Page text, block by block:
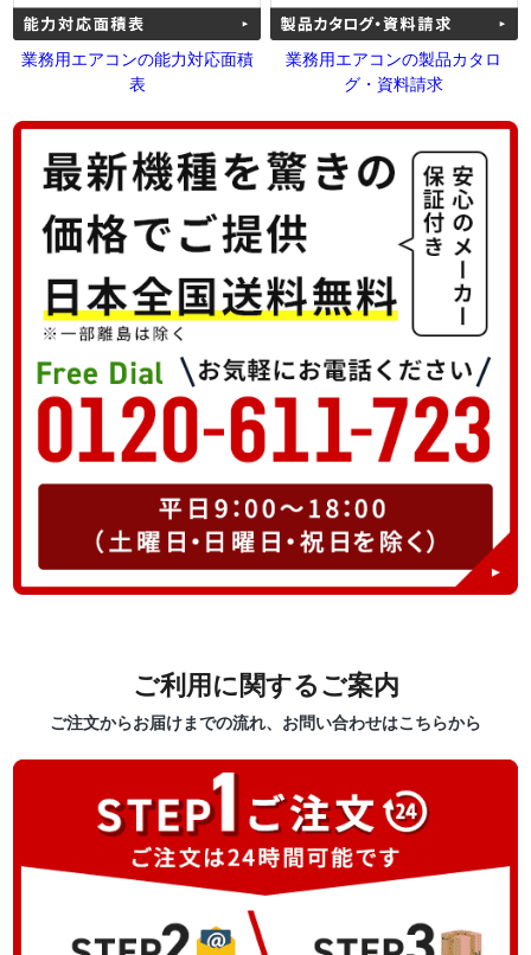
業務用エアコンの能力対応面積
表
業務用エアコンの製品カタロ
グ・資料請求
ご利用に関するご案内
ご注文からお届けまでの流れ、お問い合わせはこちらから